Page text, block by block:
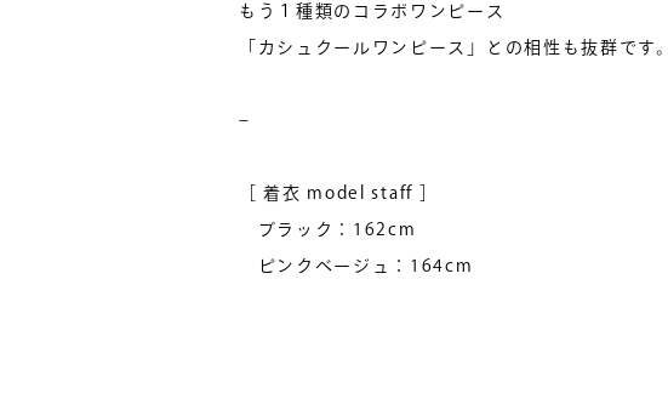
もう１種類のコラボワンピース
「カシュクールワンピース」との相性も抜群です。
–
［ 着衣 model staff ］
ブラック：162cm
ピンクベージュ：164cm